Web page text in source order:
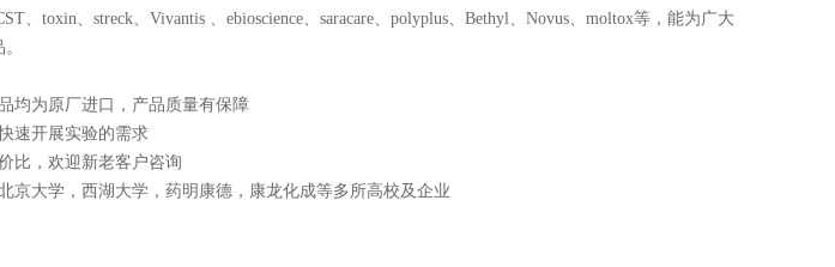
、 toxin、 streck、 Vivantis 、 ebioscience、 saracare、 polyplus、 Bethyl、 Novus、 moltox等，能为广大
均为原厂进口，产品质量有保障
速开展实验的需求
比，欢迎新老客户咨询
京大学，西湖大学，药明康德，康龙化成等多所高校及企业